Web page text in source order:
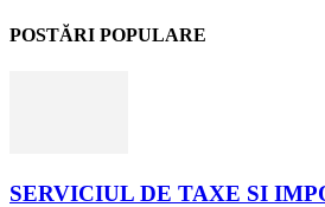
POSTĂRI POPULARE
SERVICIUL DE TAXE SI